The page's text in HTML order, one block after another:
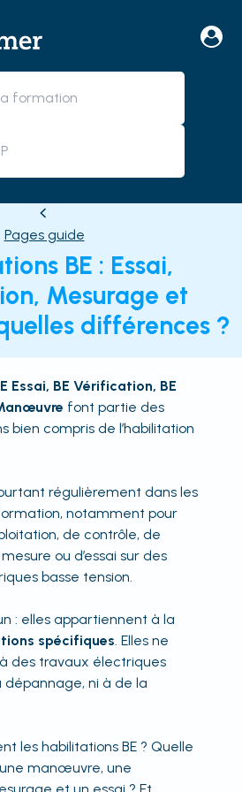
Pages guide
BE : Essai,
Mesurage et
différences ?
Essai, BE Vérification, BE
font partie des
bien compris de l’habilitation
régulièrement dans les
notamment pour
de contrôle, de
ou d’essai sur des
basse tension.
: elles appartiennent à la
spécifiques. Elles ne
des travaux électriques
dépannage, ni à de la
les habilitations BE ? Quelle
manœuvre, une